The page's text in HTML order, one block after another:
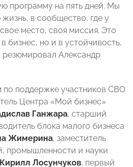
программу на пять дней. Мы
в сообщество, где у
место, своя миссия. Это
бизнес, но и в устойчивость,
Александр
по поддержке участников СВО
Центра «Мой бизнес»
Ганжара, старший
блока малого бизнеса
Жимерина, заместитель
промышленности и науки
Кирилл Лосунчуков, первый